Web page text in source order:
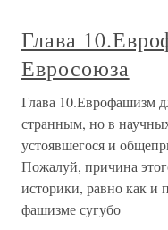
Глава
Евросоюза
Глава 10.Еврофашизм
странным, но в
устоявшегося и
Пожалуй, причина
историки, равно как и
фашизме сугубо